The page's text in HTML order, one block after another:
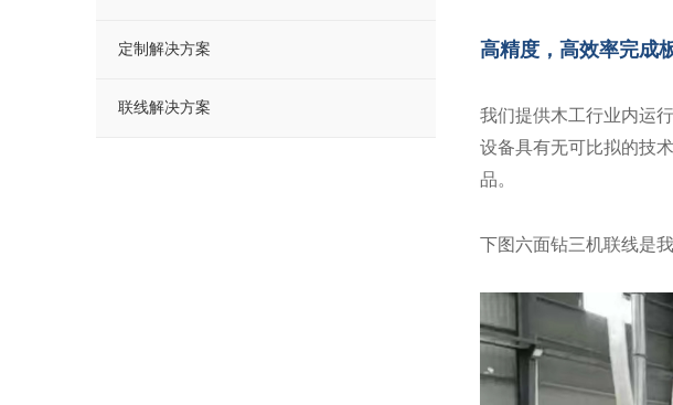
定制解决方案
联线解决方案
高精度，高效率完成
我们提供木工行业内运
设备具有无可比拟的技
品。
下图六面钻三机联线是